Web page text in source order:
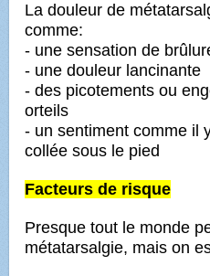
La douleur de
comme:
- une sensation de
- une douleur lancinante
- des picotements ou
orteils
- un sentiment comme il
collée sous le pied
Facteurs de risque
Presque tout le monde
métatarsalgie, mais on